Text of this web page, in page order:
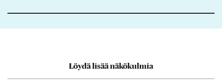
Löydä lisää näkökulmia